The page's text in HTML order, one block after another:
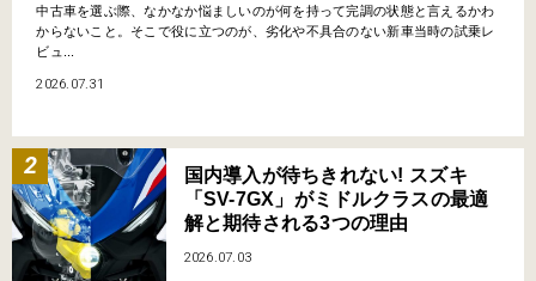
中古車を選ぶ際、なかなか悩ましいのが何を持って完調の状態と言えるかわ
からないこと。そこで役に立つのが、劣化や不具合のない新車当時の試乗レ
ビュ...
2026.07.31
国内導入が待ちきれない! スズキ
「SV-7GX」がミドルクラスの最適
解と期待される3つの理由
2026.07.03